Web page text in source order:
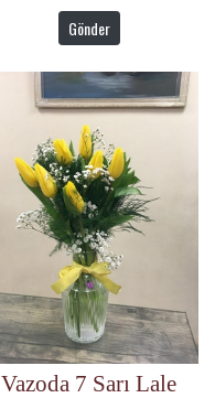
Gönder
Vazoda 7 Sarı Lale